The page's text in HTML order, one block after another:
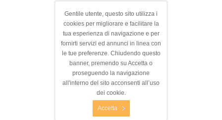
Gentile utente, questo sito utilizza i
cookies per migliorare e facilitare la
tua esperienza di navigazione e per
fornirti servizi ed annunci in linea con
le tue preferenze. Chiudendo questo
banner, premendo su Accetta o
proseguendo la navigazione
all'interno del sito acconsenti all’uso
dei cookie.
Accetta